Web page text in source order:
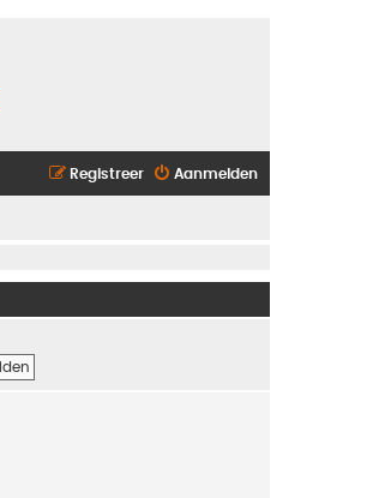
Aanmelden
Registreer